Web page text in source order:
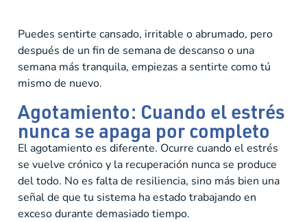
Puedes sentirte cansado, irritable o abrumado, pero
después de un fin de semana de descanso o una
semana más tranquila, empiezas a sentirte como tú
mismo de nuevo.
Agotamiento: Cuando el estrés
nunca se apaga por completo
El agotamiento es diferente. Ocurre cuando el estrés
se vuelve crónico y la recuperación nunca se produce
del todo. No es falta de resiliencia, sino más bien una
señal de que tu sistema ha estado trabajando en
exceso durante demasiado tiempo.